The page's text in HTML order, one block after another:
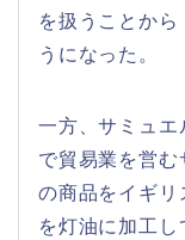
を扱うことか
うになった。
一方、サミュ
で貿易業を営
の商品をイギリ
を灯油に加工